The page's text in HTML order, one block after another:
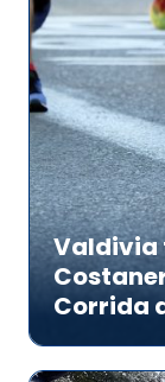
Valdivia
Corrida